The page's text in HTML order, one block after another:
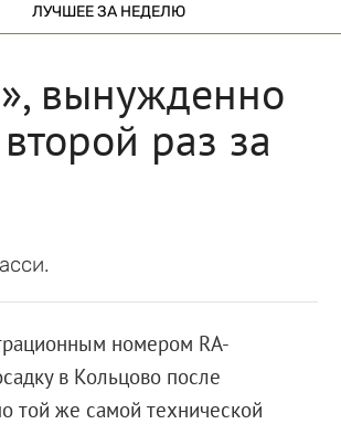
ЛУЧШЕЕ ЗА НЕДЕЛЮ
вынужденно
раз за
номером RA-
в Кольцово после
той же самой технической